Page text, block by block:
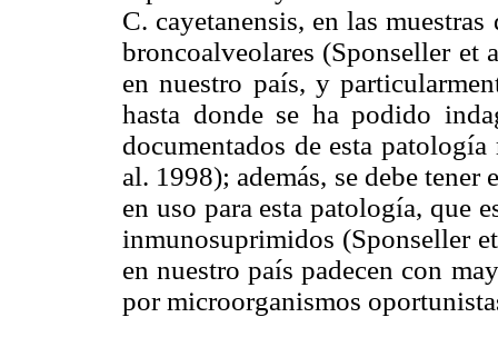
C. cayetanensis, en las
broncoalveolares (Sponseller et
en nuestro país, y
hasta donde se ha podido
documentados de esta
al. 1998); además, se debe
en uso para esta patología, que
inmunosuprimidos (Sponseller
en nuestro país padecen con
por microorganismos